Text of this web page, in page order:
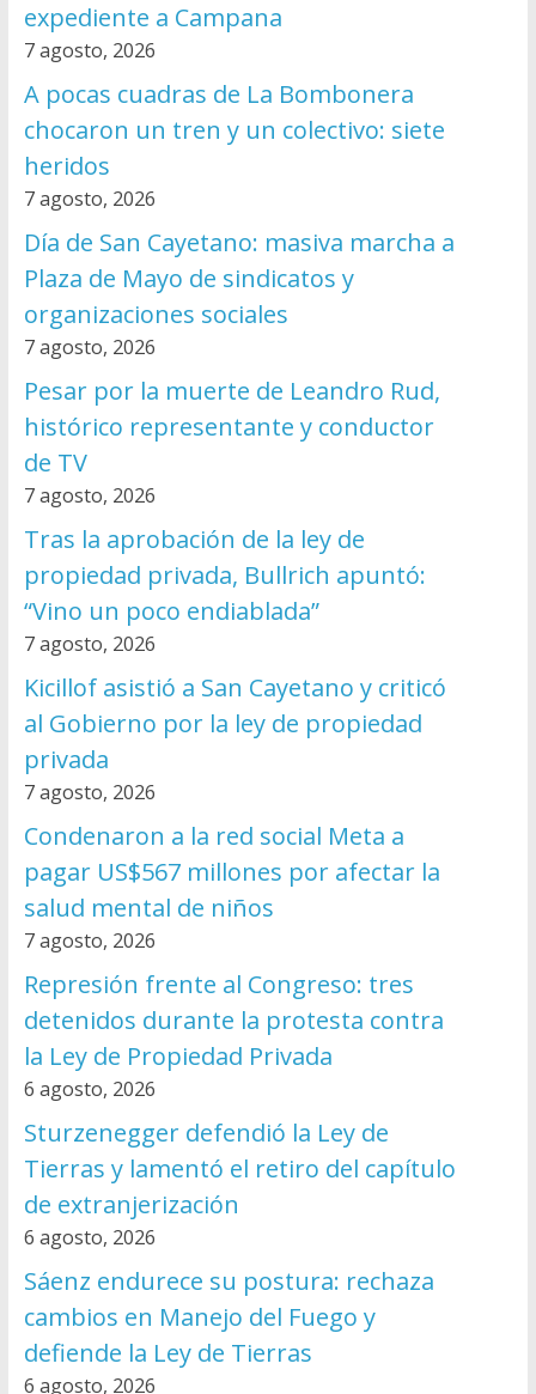
expediente a Campana
7 agosto, 2026
A pocas cuadras de La Bombonera
chocaron un tren y un colectivo: siete
heridos
7 agosto, 2026
Día de San Cayetano: masiva marcha a
Plaza de Mayo de sindicatos y
organizaciones sociales
7 agosto, 2026
Pesar por la muerte de Leandro Rud,
histórico representante y conductor
de TV
7 agosto, 2026
Tras la aprobación de la ley de
propiedad privada, Bullrich apuntó:
“Vino un poco endiablada”
7 agosto, 2026
Kicillof asistió a San Cayetano y criticó
al Gobierno por la ley de propiedad
privada
7 agosto, 2026
Condenaron a la red social Meta a
pagar US$567 millones por afectar la
salud mental de niños
7 agosto, 2026
Represión frente al Congreso: tres
detenidos durante la protesta contra
la Ley de Propiedad Privada
6 agosto, 2026
Sturzenegger defendió la Ley de
Tierras y lamentó el retiro del capítulo
de extranjerización
6 agosto, 2026
Sáenz endurece su postura: rechaza
cambios en Manejo del Fuego y
defiende la Ley de Tierras
6 agosto, 2026